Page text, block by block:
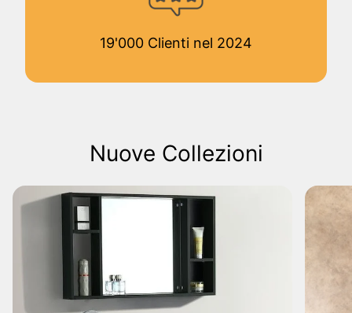
19'000 Clienti nel 2024
Nuove Collezioni